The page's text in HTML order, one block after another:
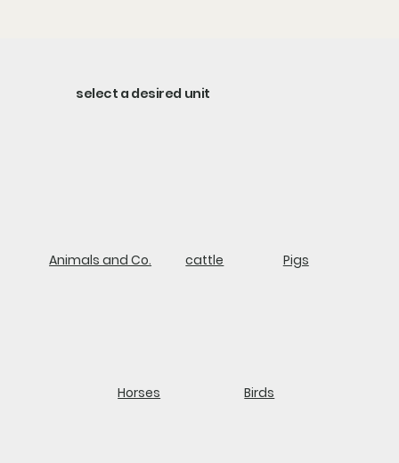
select a desired unit
Animals and Co.
Horses
cattle
Birds
Pigs